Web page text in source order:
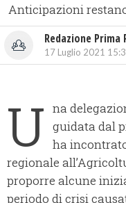
Anticipazioni
Redazione Prima
17 Luglio 2021
U na
guidata dal
ha
regionale
proporre alcune
periodo di crisi